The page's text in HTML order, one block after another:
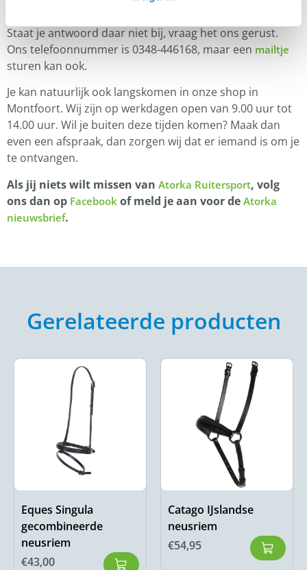
Staat je antwoord daar niet bij, vraag het ons gerust.
Ons telefoonnummer is 0348-446168, maar een mailtje
sturen kan ook.
Je kan natuurlijk ook langskomen in onze shop in
Montfoort. Wij zijn op werkdagen open van 9.00 uur tot
14.00 uur. Wil je buiten deze tijden komen? Maak dan
even een afspraak, dan zorgen wij dat er iemand is om je
te ontvangen.
Als jij niets wilt missen van Atorka Ruitersport, volg
ons dan op Facebook of meld je aan voor de Atorka
nieuwsbrief.
Gerelateerde producten
Eques Singula
gecombineerde
neusriem
€43,00
Catago IJslandse
neusriem
€54,95